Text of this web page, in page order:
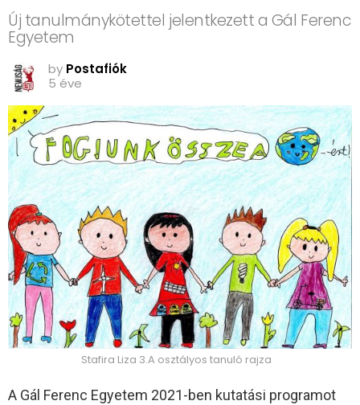
Új tanulmánykötettel jelentkezett a Gál Ferenc
Egyetem
by Postafiók
5 éve
Stafira Liza 3.A osztályos tanuló rajza
A Gál Ferenc Egyetem 2021-ben kutatási programot